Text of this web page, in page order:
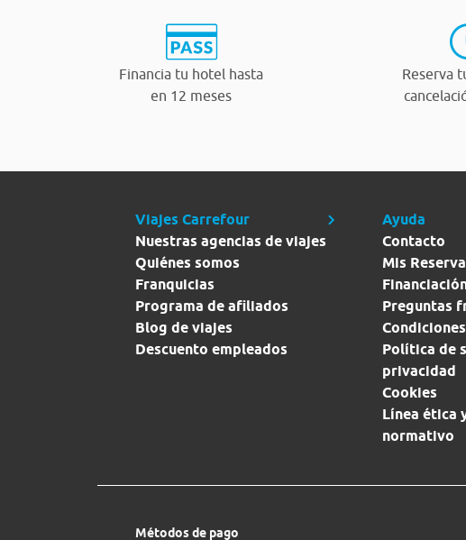
Financia tu hotel hasta
en 12 meses
Reserva
Viajes Carrefour
Nuestras agencias de viajes
Quiénes somos
Franquicias
Programa de afiliados
Blog de viajes
Descuento empleados
Ayuda
Contacto
Mis
Preguntas
Política de
privacidad
Cookies
Línea ética
normativo
Métodos de pago